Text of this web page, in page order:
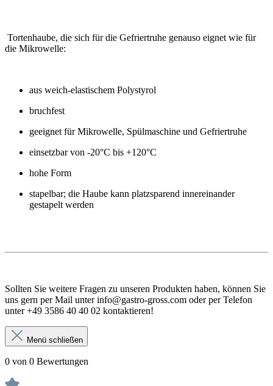
Tortenhaube, die sich für die Gefriertruhe genauso eignet wie für
die Mikrowelle:
aus weich-elastischem Polystyrol
bruchfest
geeignet für Mikrowelle, Spülmaschine und Gefriertruhe
einsetzbar von -20°C bis +120°C
hohe Form
stapelbar; die Haube kann platzsparend innereinander
gestapelt werden
Sollten Sie weitere Fragen zu unseren Produkten haben, können Sie
uns gern per Mail unter info@gastro-gross.com oder per Telefon
unter +49 3586 40 40 02 kontaktieren!
Menü schließen
0 von 0 Bewertungen